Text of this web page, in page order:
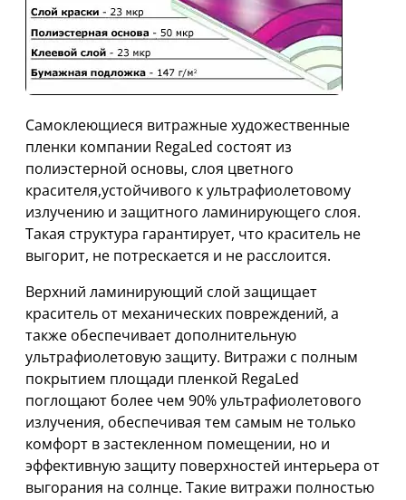
Cамоклеющиеся витражные художественные
пленки компании RegaLed состоят из
полиэстерной основы, слоя цветного
красителя,устойчивого к ультрафиолетовому
излучению и защитного ламинирующего слоя.
Такая структура гарантирует, что краситель не
выгорит, не потрескается и не расслоится.
Верхний ламинирующий слой защищает
краситель от механических повреждений, а
также обеспечивает дополнительную
ультрафиолетовую защиту. Витражи с полным
покрытием площади пленкой RegaLed
поглощают более чем 90% ультрафиолетового
излучения, обеспечивая тем самым не только
комфорт в застекленном помещении, но и
эффективную защиту поверхностей интерьера от
выгорания на солнце. Такие витражи полностью